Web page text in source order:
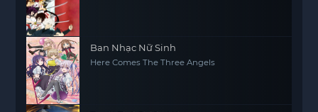
Ban Nhạc Nữ Sinh
Here Comes The Three Angels